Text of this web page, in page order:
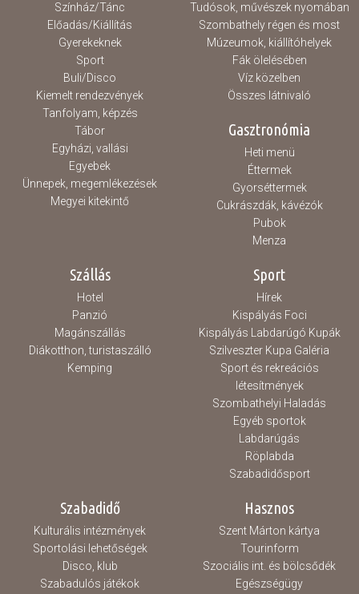
Színház/Tánc
Előadás/Kiállítás
Gyerekeknek
Sport
Buli/Disco
Kiemelt rendezvények
Tanfolyam, képzés
Tábor
Egyházi, vallási
Egyebek
Ünnepek, megemlékezések
Megyei kitekintő
Tudósok, művészek nyomában
Szombathely régen és most
Múzeumok, kiállítóhelyek
Fák ölelésében
Víz közelben
Összes látnivaló
Gasztronómia
Heti menü
Éttermek
Gyorséttermek
Cukrászdák, kávézók
Pubok
Menza
Szállás
Hotel
Panzió
Magánszállás
Diákotthon, turistaszálló
Kemping
Sport
Hírek
Kispályás Foci
Kispályás Labdarúgó Kupák
Szilveszter Kupa Galéria
Sport és rekreációs
létesítmények
Szombathelyi Haladás
Egyéb sportok
Labdarúgás
Röplabda
Szabadidősport
Szabadidő
Kulturális intézmények
Sportolási lehetőségek
Disco, klub
Szabadulós játékok
Hasznos
Szent Márton kártya
Tourinform
Szociális int. és bölcsődék
Egészségügy